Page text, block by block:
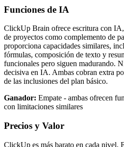
Funciones de IA
ClickUp Brain ofrece escritura con IA,
de proyectos como complemento de
proporciona capacidades similares,
fórmulas, composición de texto y
funcionales pero siguen madurando.
decisiva en IA. Ambas cobran extra
de las inclusiones del plan básico.
Ganador: Empate - ambas ofrecen
con limitaciones similares
Precios y Valor
ClickUp es más barato en cada nivel.